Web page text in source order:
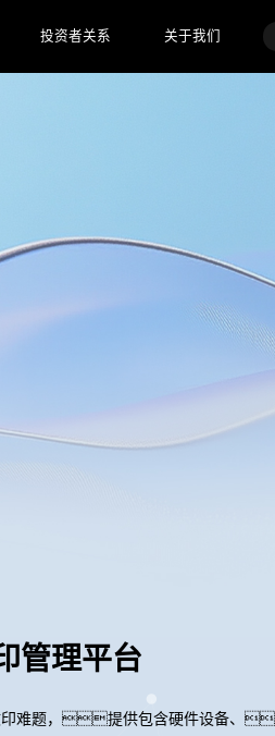
投资者关系 关于我们
管理平台
印难题，提供包含硬件设备